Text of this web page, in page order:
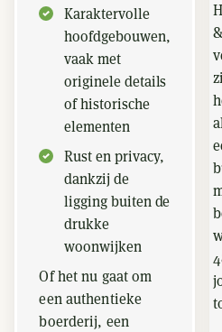
Karaktervolle
hoofdgebouwen,
vaak met
originele details
of historische
elementen
Rust en privacy,
dankzij de
ligging buiten de
drukke
woonwijken
Of het nu gaat om
een authentieke
boerderij, een